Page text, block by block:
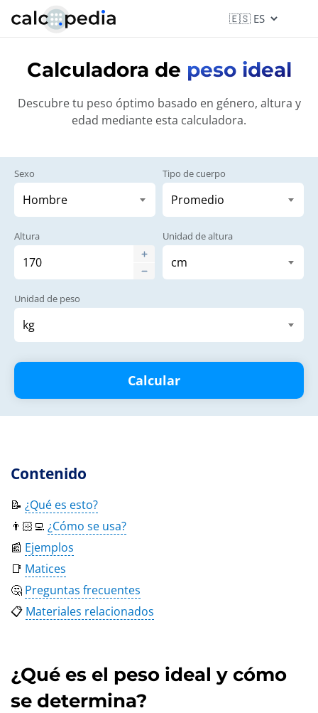
Calculadora de peso ideal
Descubre tu peso óptimo basado en género, altura y
edad mediante esta calculadora.
Sexo Tipo de cuerpo
Altura Unidad de altura
Unidad de peso
Calcular
Contenido
📝 ¿Qué es esto?
👨🏻‍💻 ¿Cómo se usa?
📰 Ejemplos
📑 Matices
🤔 Preguntas frecuentes
📋 Materiales relacionados
¿Qué es el peso ideal y cómo
se determina?